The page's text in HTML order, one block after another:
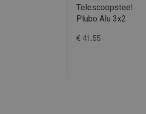
Telescoopsteel
Plubo Alu 3x2
€ 41.55